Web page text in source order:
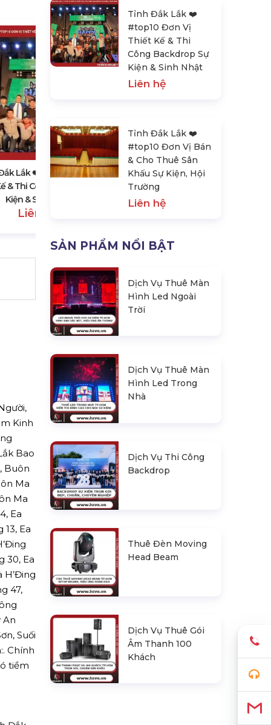
Lắk ❤️️ #top10 Đơn Vị
& Thi Công Backdrop Sự
Kiện & Sinh Nhật
Liên hệ
Tỉnh Đắk Lắk ❤️️ #top10 Đơn Vị
Bán & Cho Thuê Sân Khấu Sự
Kiện, Hội Trường
Liên hệ
Kinh
Bao
Buôn
Ma
Ma
Ea
13, Ea
30, Ea
H’Đing
47,
An
Suối
Chính
tiềm
Tỉnh Đắk Lắk ❤️️
#top10 Đơn Vị
Thiết Kế & Thi
Công Backdrop Sự
Kiện & Sinh Nhật
Liên hệ
Tỉnh Đắk Lắk ❤️️
#top10 Đơn Vị Bán
& Cho Thuê Sân
Khấu Sự Kiện, Hội
Trường
Liên hệ
SẢN PHẨM NỔI BẬT
Dịch Vụ Thuê Màn
Hình Led Ngoài
Trời
Dịch Vụ Thuê Màn
Hình Led Trong
Nhà
Dịch Vụ Thi Công
Backdrop
Thuê Đèn Moving
Head Beam
Dịch Vụ Thuê Gói
Âm Thanh 100
Khách